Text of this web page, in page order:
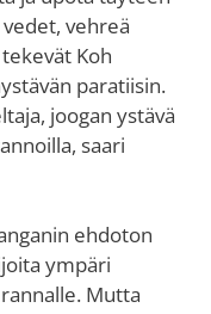
vehreä
Koh
paratiisin.
joogan ystävä
saari
ehdoton
ympäri
Mutta